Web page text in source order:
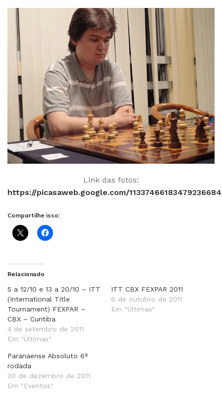
Link das fotos:
https://picasaweb.google.com/
Compartilhe isso:
Relacionado
5 a 12/10 e 13 a 20/10 – ITT
(International Title
Tournament) FEXPAR –
CBX – Curitiba
4 de setembro de 2011
Em "Últimas"
ITT CBX FEXPAR 2011
6 de outubro de 2011
Em "Últimas"
Paranaense Absoluto 6ª
rodada
20 de dezembro de 2011
Em "Eventos"